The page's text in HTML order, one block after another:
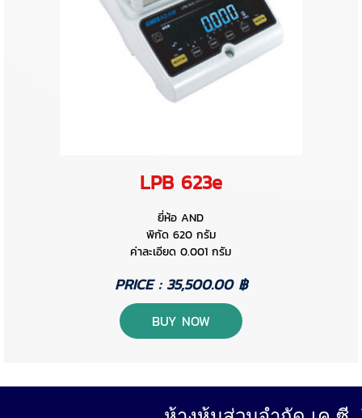
LPB 623e
ยี่ห้อ AND
พิกัด 620 กรัม
ค่าละเอียด 0.001 กรัม
PRICE : 35,500.00 ฿
BUY NOW